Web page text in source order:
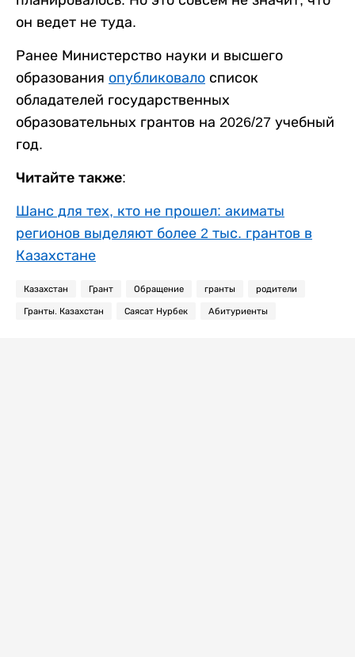
он ведет не туда.
Ранее Министерство науки и высшего
образования опубликовало список
обладателей государственных
образовательных грантов на 2026/27 учебный
год.
Читайте также:
Шанс для тех, кто не прошел: акиматы
регионов выделяют более 2 тыс. грантов в
Казахстане
Казахстан Грант Обращение гранты родители
Гранты. Казахстан Саясат Нурбек Абитуриенты